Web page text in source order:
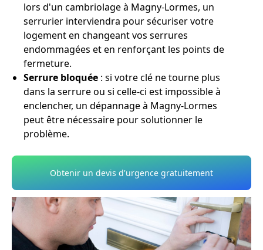
lors d'un cambriolage à Magny-Lormes, un
serrurier interviendra pour sécuriser votre
logement en changeant vos serrures
endommagées et en renforçant les points de
fermeture.
Serrure bloquée : si votre clé ne tourne plus
dans la serrure ou si celle-ci est impossible à
enclencher, un dépannage à Magny-Lormes
peut être nécessaire pour solutionner le
problème.
Obtenir un devis d'urgence gratuitement